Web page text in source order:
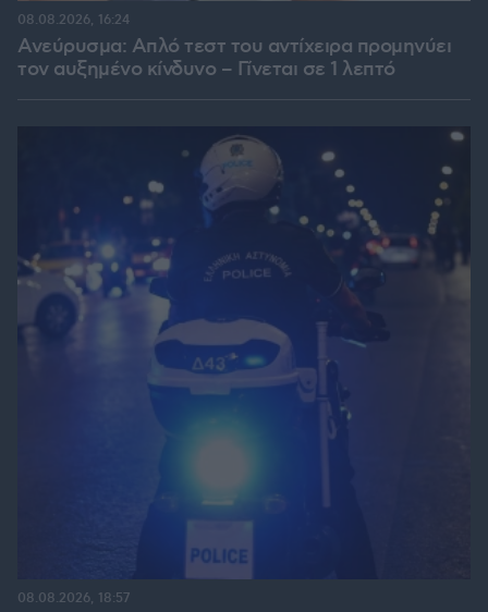
Ανεύρυσμα: Απλό τεστ του αντίχειρα προμηνύει
τον αυξημένο κίνδυνο – Γίνεται σε 1 λεπτό
08.08.2026, 16:24
08.08.2026, 18:57